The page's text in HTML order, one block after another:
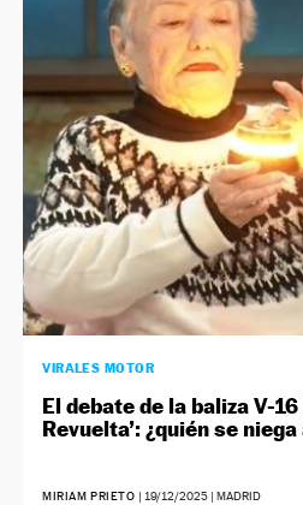
VIRALES MOTOR
El debate de la baliza V-16
Revuelta’: ¿quién se
MIRIAM PRIETO | 19/12/2025| MADRID